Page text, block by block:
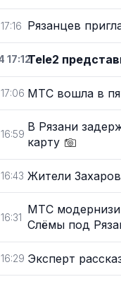
Рязанцев
17:12Tele2
МТС вошла в
В Рязани
карту
Жители
МТС
Слёмы под
Эксперт